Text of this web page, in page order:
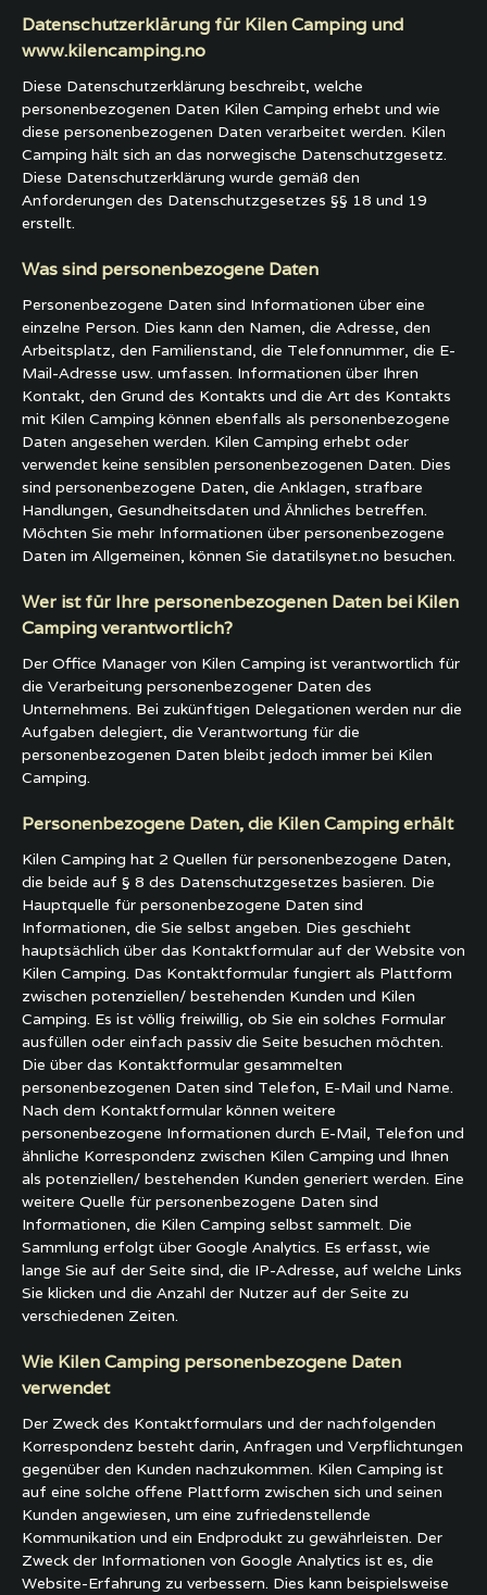
Datenschutzerklärung für Kilen Camping und
www.kilencamping.no
Diese Datenschutzerklärung beschreibt, welche
personenbezogenen Daten Kilen Camping erhebt und wie
diese personenbezogenen Daten verarbeitet werden. Kilen
Camping hält sich an das norwegische Datenschutzgesetz.
Diese Datenschutzerklärung wurde gemäß den
Anforderungen des Datenschutzgesetzes §§ 18 und 19
erstellt.
Was sind personenbezogene Daten
Personenbezogene Daten sind Informationen über eine
einzelne Person. Dies kann den Namen, die Adresse, den
Arbeitsplatz, den Familienstand, die Telefonnummer, die E-
Mail-Adresse usw. umfassen. Informationen über Ihren
Kontakt, den Grund des Kontakts und die Art des Kontakts
mit Kilen Camping können ebenfalls als personenbezogene
Daten angesehen werden. Kilen Camping erhebt oder
verwendet keine sensiblen personenbezogenen Daten. Dies
sind personenbezogene Daten, die Anklagen, strafbare
Handlungen, Gesundheitsdaten und Ähnliches betreffen.
Möchten Sie mehr Informationen über personenbezogene
Daten im Allgemeinen, können Sie datatilsynet.no besuchen.
Wer ist für Ihre personenbezogenen Daten bei Kilen
Camping verantwortlich?
Der Office Manager von Kilen Camping ist verantwortlich für
die Verarbeitung personenbezogener Daten des
Unternehmens. Bei zukünftigen Delegationen werden nur die
Aufgaben delegiert, die Verantwortung für die
personenbezogenen Daten bleibt jedoch immer bei Kilen
Camping.
Personenbezogene Daten, die Kilen Camping erhält
Kilen Camping hat 2 Quellen für personenbezogene Daten,
die beide auf § 8 des Datenschutzgesetzes basieren. Die
Hauptquelle für personenbezogene Daten sind
Informationen, die Sie selbst angeben. Dies geschieht
hauptsächlich über das Kontaktformular auf der Website von
Kilen Camping. Das Kontaktformular fungiert als Plattform
zwischen potenziellen/ bestehenden Kunden und Kilen
Camping. Es ist völlig freiwillig, ob Sie ein solches Formular
ausfüllen oder einfach passiv die Seite besuchen möchten.
Die über das Kontaktformular gesammelten
personenbezogenen Daten sind Telefon, E-Mail und Name.
Nach dem Kontaktformular können weitere
personenbezogene Informationen durch E-Mail, Telefon und
ähnliche Korrespondenz zwischen Kilen Camping und Ihnen
als potenziellen/ bestehenden Kunden generiert werden. Eine
weitere Quelle für personenbezogene Daten sind
Informationen, die Kilen Camping selbst sammelt. Die
Sammlung erfolgt über Google Analytics. Es erfasst, wie
lange Sie auf der Seite sind, die IP-Adresse, auf welche Links
Sie klicken und die Anzahl der Nutzer auf der Seite zu
verschiedenen Zeiten.
Wie Kilen Camping personenbezogene Daten
verwendet
Der Zweck des Kontaktformulars und der nachfolgenden
Korrespondenz besteht darin, Anfragen und Verpflichtungen
gegenüber den Kunden nachzukommen. Kilen Camping ist
auf eine solche offene Plattform zwischen sich und seinen
Kunden angewiesen, um eine zufriedenstellende
Kommunikation und ein Endprodukt zu gewährleisten. Der
Zweck der Informationen von Google Analytics ist es, die
Website-Erfahrung zu verbessern. Dies kann beispielsweise